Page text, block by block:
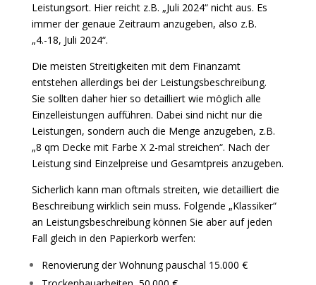
Leistungsort. Hier reicht z.B. „Juli 2024“ nicht aus. Es
immer der genaue Zeitraum anzugeben, also z.B.
„4.-18, Juli 2024“.
Die meisten Streitigkeiten mit dem Finanzamt
entstehen allerdings bei der Leistungsbeschreibung.
Sie sollten daher hier so detailliert wie möglich alle
Einzelleistungen aufführen. Dabei sind nicht nur die
Leistungen, sondern auch die Menge anzugeben, z.B.
„8 qm Decke mit Farbe X 2-mal streichen“. Nach der
Leistung sind Einzelpreise und Gesamtpreis anzugeben.
Sicherlich kann man oftmals streiten, wie detailliert die
Beschreibung wirklich sein muss. Folgende „Klassiker“
an Leistungsbeschreibung können Sie aber auf jeden
Fall gleich in den Papierkorb werfen:
Renovierung der Wohnung pauschal 15.000 €